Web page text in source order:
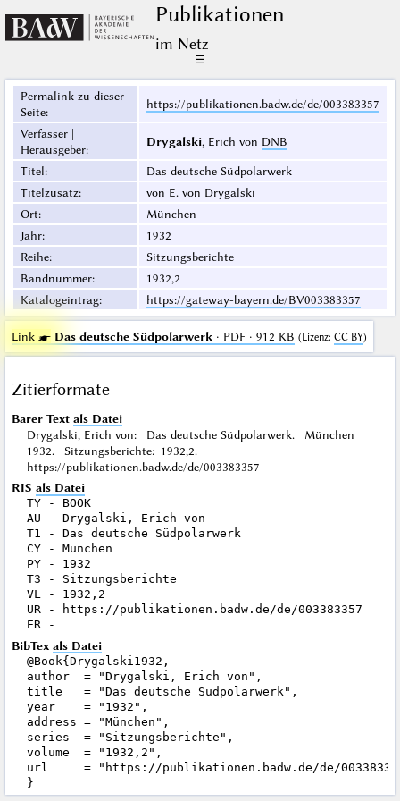
Publikationen
im Netz
☰
Permalink zu dieser
Seite:
https://publikationen.badw.de/de/003383357
Verfasser |
Herausgeber:
Drygalski, Erich von DNB
Titel:
Das deutsche Südpolarwerk
Titelzusatz:
von E. von Drygalski
Ort:
München
Jahr:
1932
Reihe:
Sitzungsberichte
Bandnummer:
1932,2
Katalogeintrag: https://gateway-bayern.de/BV003383357
Link ☛ Das deutsche Südpolarwerk· PDF · 912 KB (Lizenz: CC BY)
Zitierformate
Barer Text als Datei
Drygalski, Erich von: Das deutsche Südpolarwerk. München
1932. Sitzungsberichte: 1932,2.
https://publikationen.badw.de/de/003383357
RIS als Datei
TY - BOOK
AU - Drygalski, Erich von
T1 - Das deutsche Südpolarwerk
CY - München
PY - 1932
T3 - Sitzungsberichte
VL - 1932,2
UR - https://publikationen.badw.de/de/003383357
BibTex als Datei
@Book{Drygalski1932,
author  = "Drygalski, Erich von",
title   = "Das deutsche Südpolarwerk",
year    = "1932",
address = "München",
series  = "Sitzungsberichte",
volume  = "1932,2",
url     = "https://publikationen.badw.de/de/